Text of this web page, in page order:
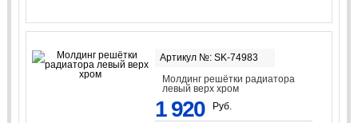
Артикул №: SK-74983
Молдинг решётки радиатора
левый верх хром
1 920 Руб.